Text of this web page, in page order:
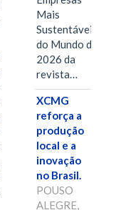
Mais
Sustentáveis
do Mundo de
2026 da
revista…
XCMG
reforça a
produção
local e a
inovação
no Brasil.
POUSO
ALEGRE,